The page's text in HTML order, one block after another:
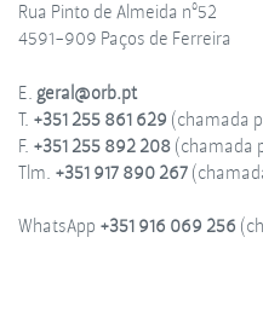
Rua Pinto de Almeida nº52
4591-909 Paços de Ferreira
E. geral@orb.pt
T. +351 255 861 629 (chamada
F. +351 255 892 208(chamada
Tlm. +351 917 890 267
WhatsApp +351 916 069 256